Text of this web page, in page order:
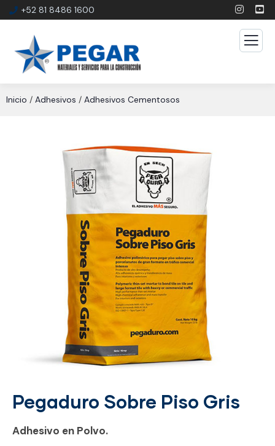
+52 81 8486 1600
Inicio / Adhesivos / Adhesivos Cementosos
Pegaduro Sobre Piso Gris
Adhesivo en Polvo.